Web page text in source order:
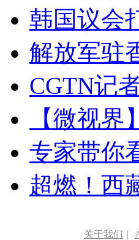
韩国议会
解放军驻
CGTN记
【微视
专家带你
超燃！西
关于我们 |